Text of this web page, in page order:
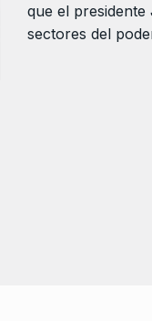
que el
sectores del